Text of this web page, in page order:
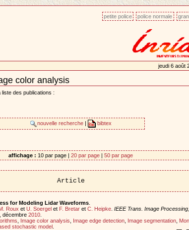
petite police police normale
jeudi 6 août
color analysis
des publications :
nouvelle recherche bibtex
affichage : 10 par page | 20 par page | 50 par page
Article
for Modeling Lidar Waveforms.
Roux et U. Soergelet F. Bretaret C. Heipke. IEEE Trans. Image Processing,
décembre 2010.
Image color analysis Image edge detection, Image segmentation,
stochastic model.